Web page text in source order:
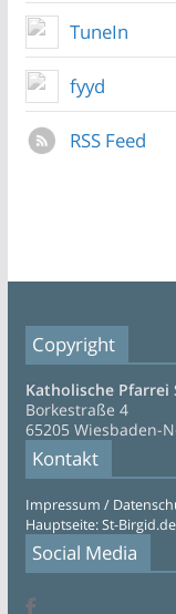
TuneIn
fyyd
RSS Feed
Copyright
Katholische Pfarrei
Borkestraße 4
65205 Wiesbaden-
Kontakt
Impressum /
Hauptseite: St-Birgid.de
Social Media